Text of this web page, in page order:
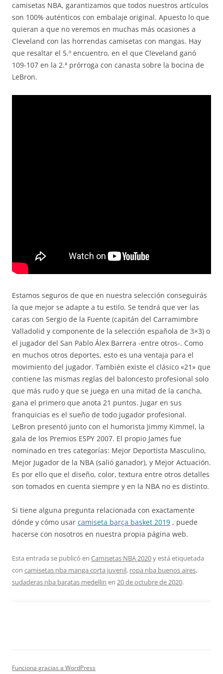
camisetas NBA, garantizamos que todos nuestros artículos
son 100% auténticos con embalaje original. Apuesto lo que
quieran a que no veremos en muchas más ocasiones a
Cleveland con las horrendas camisetas con mangas. Hay
que resaltar el 5.º encuentro, en el que Cleveland ganó
109-107 en la 2.ª prórroga con canasta sobre la bocina de
LeBron.
Estamos seguros de que en nuestra selección conseguirás
la que mejor se adapte a tu estilo. Se tendrá que ver las
caras con Sergio de la Fuente (capitán del Carramimbre
Valladolid y componente de la selección española de 3×3) o
el jugador del San Pablo Álex Barrera -entre otros-. Como
en muchos otros deportes, esto es una ventaja para el
movimiento del jugador. También existe el clásico «21» que
contiene las mismas reglas del baloncesto profesional solo
que más rudo y que se juega en una mitad de la cancha,
gana el primero que anota 21 puntos. Jugar en sus
franquicias es el sueño de todo jugador profesional.
LeBron presentó junto con el humorista Jimmy Kimmel, la
gala de los Premios ESPY 2007. El propio James fue
nominado en tres categorías: Mejor Deportista Masculino,
Mejor Jugador de la NBA (salió ganador), y Mejor Actuación.
Es por ello que el diseño, color, textura entre otros detalles
son tomados en cuenta siempre y en la NBA no es distinto.
Si tiene alguna pregunta relacionada con exactamente
dónde y cómo usar camiseta barça basket 2019 , puede
hacerse con nosotros en nuestra propia página web.
Esta entrada se publicó en Camisetas NBA 2020y está etiquetada
con camisetas nba manga corta juvenil, ropa nba buenos aires,
sudaderas nba baratas medellin en 20 de octubre de 2020.
Funciona gracias a WordPress